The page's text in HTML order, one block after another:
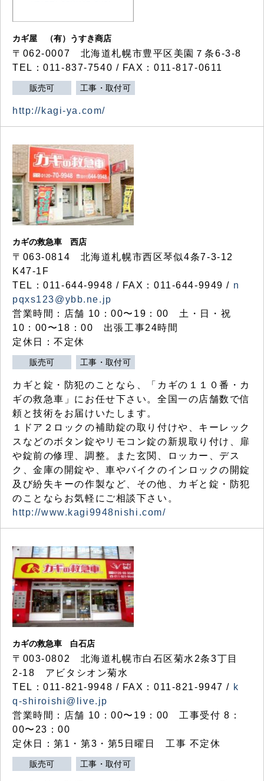
カギ屋 （有）うすき商店
〒062-0007 北海道札幌市豊平区美園７条6-3-8
TEL：011-837-7540 / FAX：011-817-0611
販売可 工事・取付可
http://kagi-ya.com/
カギの救急車 西店
〒063-0814 北海道札幌市西区琴似4条7-3-12
K47-1F
TEL：011-644-9948 / FAX：011-644-9949 / n
pqxs123@ybb.ne.jp
営業時間：店舗 10：00〜19：00 土・日・祝
10：00〜18：00 出張工事24時間
定休日：不定休
販売可 工事・取付可
カギと錠・防犯のことなら、「カギの１１０番・カ
ギの救急車」にお任せ下さい。全国一の店舗数で信
頼と技術をお届けいたします。
１ドア２ロックの補助錠の取り付けや、キーレック
スなどのボタン錠やリモコン錠の新規取り付け、扉
や錠前の修理、調整。また玄関、ロッカー、デス
ク、金庫の開錠や、車やバイクのインロックの開錠
及び紛失キーの作製など、その他、カギと錠・防犯
のことならお気軽にご相談下さい。
http://www.kagi9948nishi.com/
カギの救急車 白石店
〒003-0802 北海道札幌市白石区菊水2条3丁目
2-18 アビタシオン菊水
TEL：011-821-9948 / FAX：011-821-9947 / k
q-shiroishi@live.jp
営業時間：店舗 10：00〜19：00 工事受付 8：
00〜23：00
定休日：第1・第3・第5日曜日 工事 不定休
販売可 工事・取付可